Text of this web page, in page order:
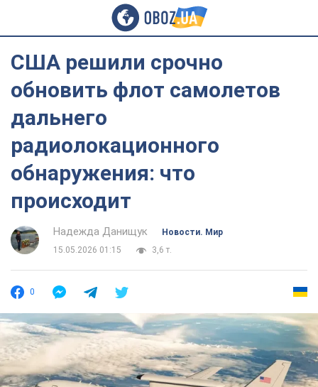
США решили срочно
обновить флот самолетов
дальнего
радиолокационного
обнаружения: что
происходит
Надежда Данищук
Новости. Мир
15.05.2026 01:15
3,6 т.
0